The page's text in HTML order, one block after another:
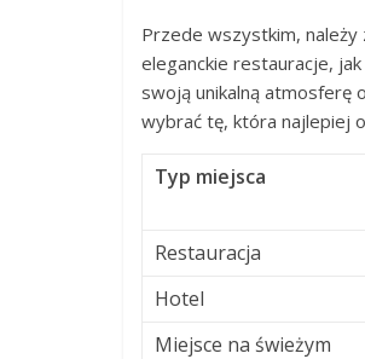
Przede wszystkim, należy
eleganckie restauracje,
swoją unikalną atmosferę
wybrać tę, która najlepiej
Typ miejsca
Restauracja
Hotel
Miejsce na świeżym